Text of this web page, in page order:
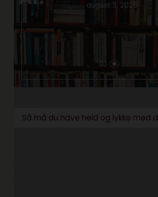
august 3, 2026
Så må du have held og lykke med